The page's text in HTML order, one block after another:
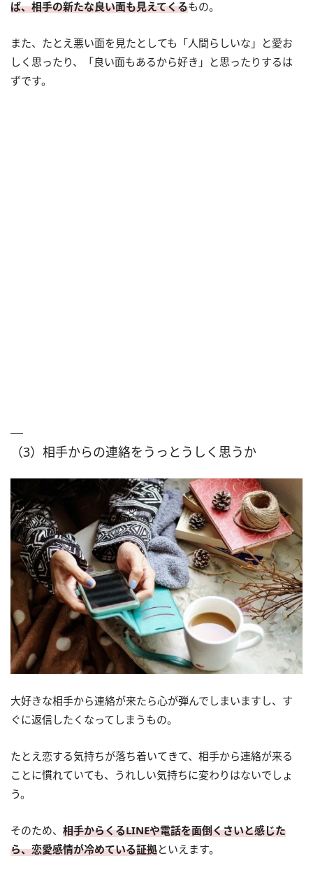
ば、相手の新たな良い面も見えてくるもの。
また、たとえ悪い面を見たとしても「人間らしいな」と愛お
しく思ったり、「良い面もあるから好き」と思ったりするは
ずです。
（3）相手からの連絡をうっとうしく思うか
大好きな相手から連絡が来たら心が弾んでしまいますし、す
ぐに返信したくなってしまうもの。
たとえ恋する気持ちが落ち着いてきて、相手から連絡が来る
ことに慣れていても、うれしい気持ちに変わりはないでしょ
う。
そのため、 相手からくるLINEや電話を面倒くさいと感じた
ら、恋愛感情が冷めている証拠といえます。